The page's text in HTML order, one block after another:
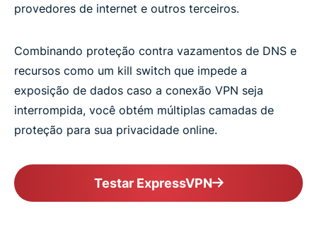
provedores de internet e outros terceiros.
Combinando proteção contra vazamentos de DNS e
recursos como um kill switch que impede a
exposição de dados caso a conexão VPN seja
interrompida, você obtém múltiplas camadas de
proteção para sua privacidade online.
Testar ExpressVPN